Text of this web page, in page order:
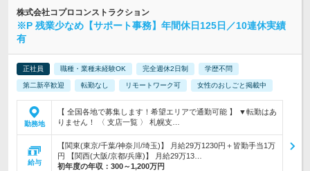
株式会社コプロコンストラクション
※P 残業少なめ【サポート事務】年間休日125日／10連休実績
有
正社員 職種・業種未経験OK 完全週休2日制 学歴不問
第二新卒歓迎 転勤なし リモートワーク可 女性のおしごと掲載中
勤務地
【 全国各地で募集します！希望エリアで通勤可能 】 ▼転勤はあ
りません！ 〈 支店一覧 〉 札幌支…
給与
【関東(東京/千葉/神奈川/埼玉)】 月給29万1230円＋皆勤手当1万
円 【関西(大阪/京都/兵庫)】 月給29万13…
初年度の年収： 300～1,200万円